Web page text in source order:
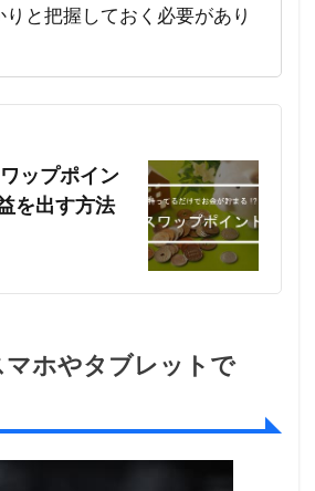
りと把握しておく必要があり
ップポイン
を出す方法
ホやタブレットで